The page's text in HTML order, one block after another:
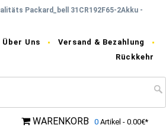
Packard_bell 31CR192F65-2Akku -
Über Uns
Versand & Bezahlung
Rückkehr
WARENKORB 0 Artikel - 0.00€*